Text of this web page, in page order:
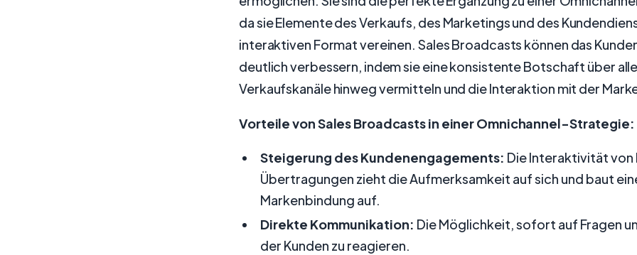
da sie Elemente des Verkaufs, des Marketings und des
interaktiven Format vereinen. Sales Broadcasts können das
deutlich verbessern, indem sie eine konsistente Botschaft über
Verkaufskanäle hinweg vermitteln und die Interaktion mit der
Vorteile von Sales Broadcasts in einer Omnichannel-Strategie:
Steigerung des Kundenengagements: Die Interaktivität von
Übertragungen zieht die Aufmerksamkeit auf sich und baut
Markenbindung auf.
Direkte Kommunikation: Die Möglichkeit, sofort auf Fragen
der Kunden zu reagieren.